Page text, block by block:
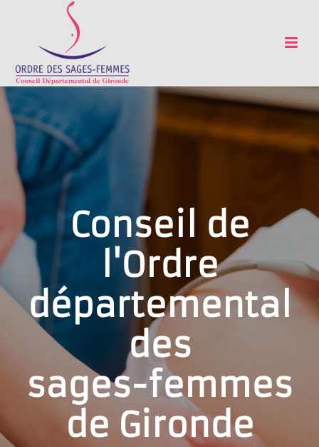
Conseil de
l'Ordre
départemental
des
sages-femmes
de Gironde